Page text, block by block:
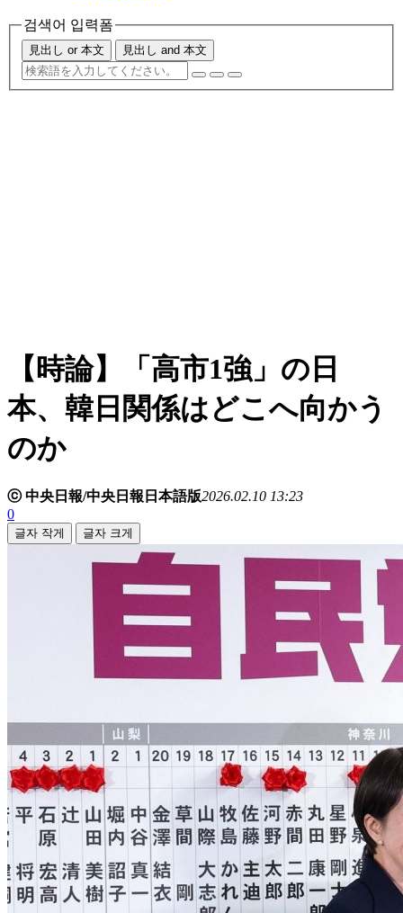
검색어 입력폼
見出し or 本文 見出し and 本文
【時論】「高市1強」の日
本、韓日関係はどこへ向かう
のか
ⓒ 中央日報/中央日報日本語版2026.02.10 13:23
0
글자 작게 글자 크게